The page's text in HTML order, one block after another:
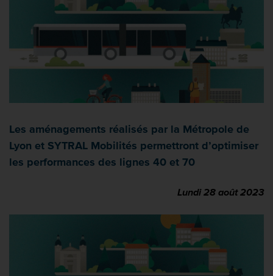
Les aménagements réalisés par la Métropole de
Lyon et SYTRAL Mobilités permettront d’optimiser
les performances des lignes 40 et 70
Lundi 28 août 2023